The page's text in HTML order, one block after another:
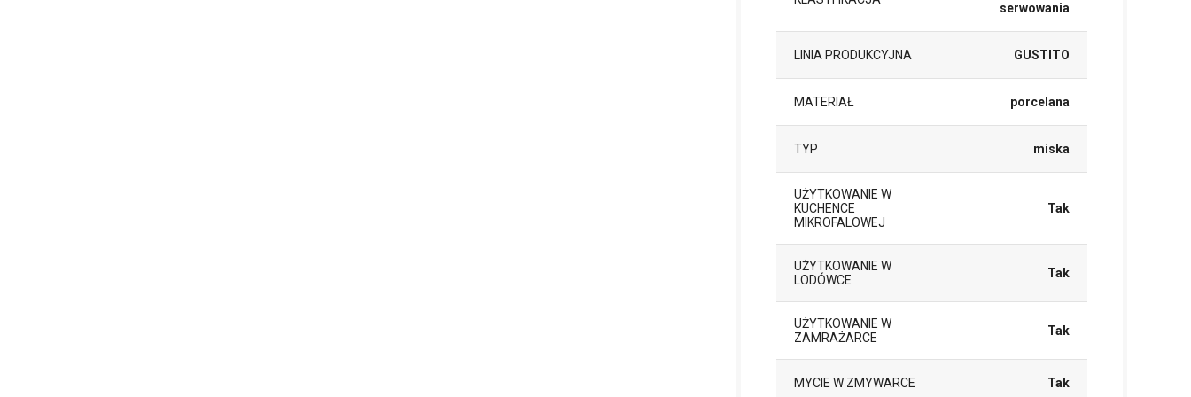
serwowania
LINIA PRODUKCYJNA GUSTITO
MATERIAŁ porcelana
TYP miska
UŻYTKOWANIE W
KUCHENCE
MIKROFALOWEJ
Tak
UŻYTKOWANIE W
LODÓWCE
Tak
UŻYTKOWANIE W
ZAMRAŻARCE
Tak
MYCIE W ZMYWARCE Tak